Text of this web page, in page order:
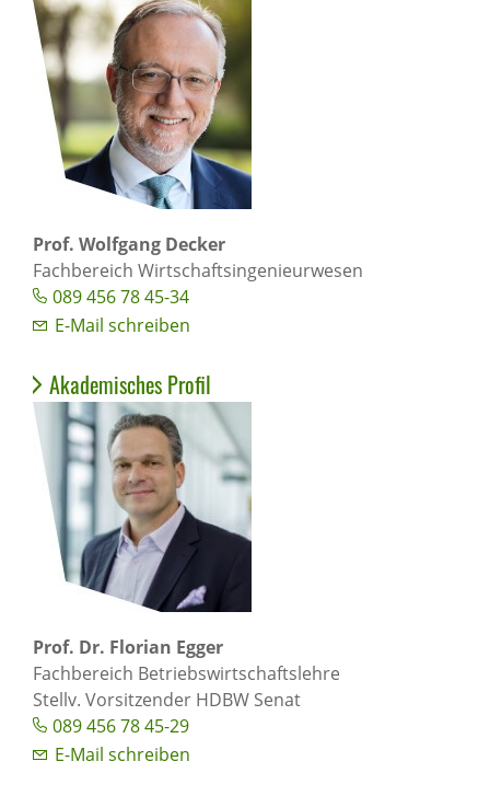
Prof. Wolfgang Decker
Fachbereich Wirtschaftsingenieurwesen
089 456 78 45-34
E-Mail schreiben
Akademisches Profil
Prof. Dr. Florian Egger
Fachbereich Betriebswirtschaftslehre
Stellv. Vorsitzender HDBW Senat
089 456 78 45-29
E-Mail schreiben